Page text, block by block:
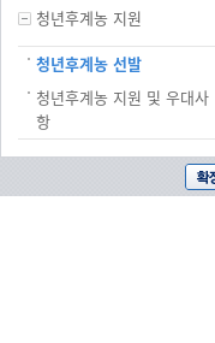
청년후계농 지원
청년후계농 선발
청년후계농 지원 및 우대사
항